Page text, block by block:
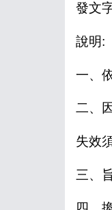
發文
說明:
一、
二、
失效
三、